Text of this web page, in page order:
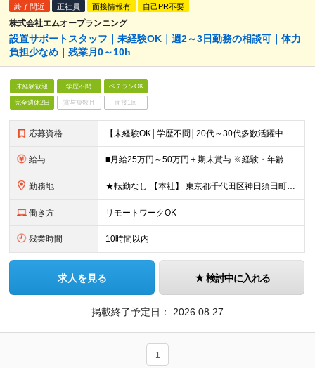
終了間近 正社員 面接情報有 自己PR不要
株式会社エムオープランニング
設置サポートスタッフ｜未経験OK｜週2～3日勤務の相談可｜体力
負担少なめ｜残業月0～10h
未経験歓迎 学歴不問 ベテランOK
完全週休2日 賞与複数月 面接1回
応募資格 【未経験OK│学歴不問│20代～30代多数活躍中】 ◇基本的なPCスキルをお持ちの方（文字入力程度でOK） ＼接客・販売経験者が多数活躍中！／ 「人と関わる仕事が好き」 「立ち仕事から、長く働ける環
給与 ■月給25万円～50万円＋期末賞与 ※経験・年齢・スキルを考慮し決定します ※残業代は1分単位で全額支給します ※試用期間（3ヶ月）あり。期間中の給与・その他待遇に差異はありません
勤務地 ★転勤なし 【本社】 東京都千代田区神田須田町1－26 芝信神田ビル10F ※プロジェクト先は、通勤時間も考慮し相談の上決定しています ※出張は、首都圏の日帰りがメインなど相談が可能です！ ※（変
働き方 リモートワークOK
残業時間 10時間以内
求人を見る 検討中に入れる
掲載終了予定日： 2026.08.27
1